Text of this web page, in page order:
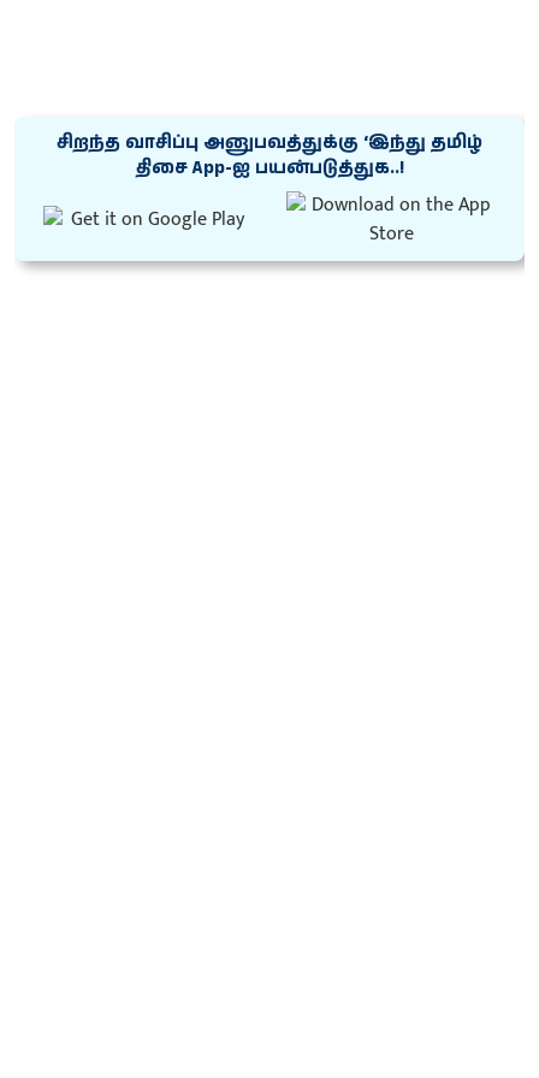
சிறந்த வாசிப்பு அனுபவத்துக்கு ‘இந்து தமிழ்
திசை App-ஐ பயன்படுத்துக..!